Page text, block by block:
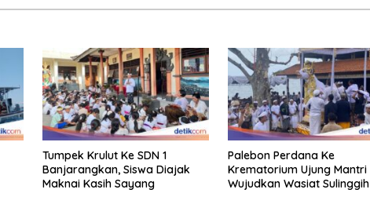
Tumpek Krulut Ke SDN 1
Banjarangkan, Siswa Diajak
Maknai Kasih Sayang
Palebon Perdana Ke
Krematorium Ujung Mantri
Wujudkan Wasiat Sulinggih